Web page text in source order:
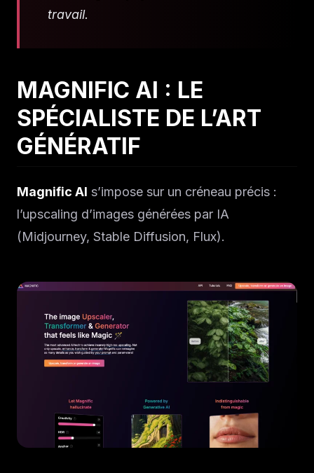
travail.
MAGNIFIC AI : LE
SPÉCIALISTE DE L’ART
GÉNÉRATIF
Magnific AI s’impose sur un créneau précis :
l’upscaling d’images générées par IA
(Midjourney, Stable Diffusion, Flux).